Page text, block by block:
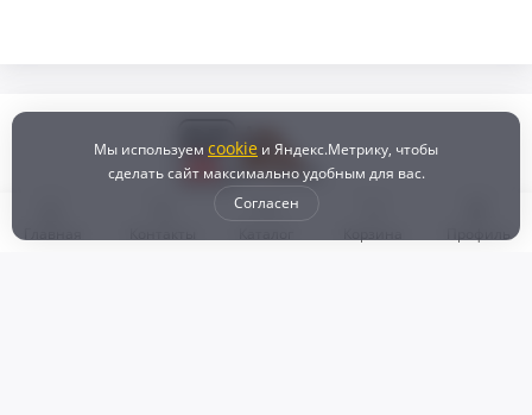
Мы используем cookie и Яндекс.Метрику, чтобы
сделать сайт максимально удобным для вас.
Согласен